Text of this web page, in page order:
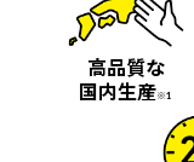
高品質な
国内生産※1